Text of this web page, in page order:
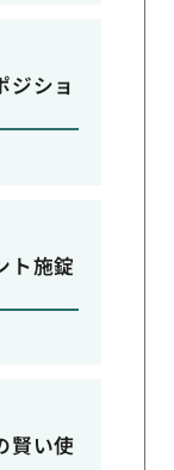
ジショ
ト施錠
賢い使